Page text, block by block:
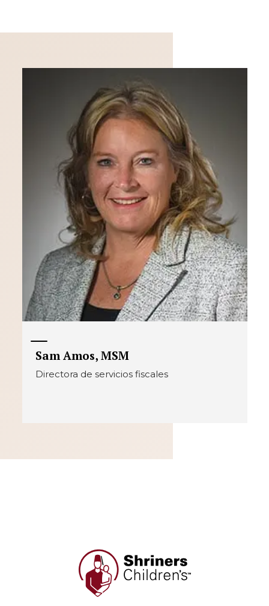
Sam Amos, MSM
Directora de servicios fiscales